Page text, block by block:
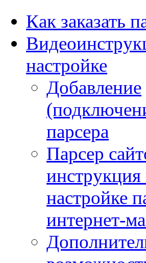
Как заказать
настройке
Добавление
парсера
Парсер
инструкция
настройке
интернет-